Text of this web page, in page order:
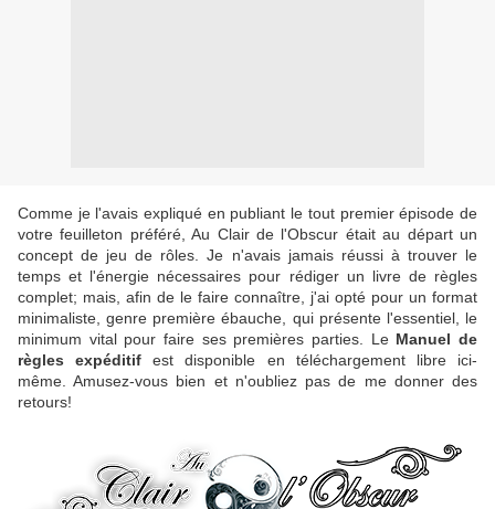
Comme je l'avais expliqué en publiant le tout premier épisode de
votre feuilleton préféré, Au Clair de l'Obscur était au départ un
concept de jeu de rôles. Je n'avais jamais réussi à trouver le
temps et l'énergie nécessaires pour rédiger un livre de règles
complet; mais, afin de le faire connaître, j'ai opté pour un format
minimaliste, genre première ébauche, qui présente l'essentiel, le
minimum vital pour faire ses premières parties. Le Manuel de
règles expéditif est disponible en téléchargement libre ici-
même. Amusez-vous bien et n'oubliez pas de me donner des
retours!